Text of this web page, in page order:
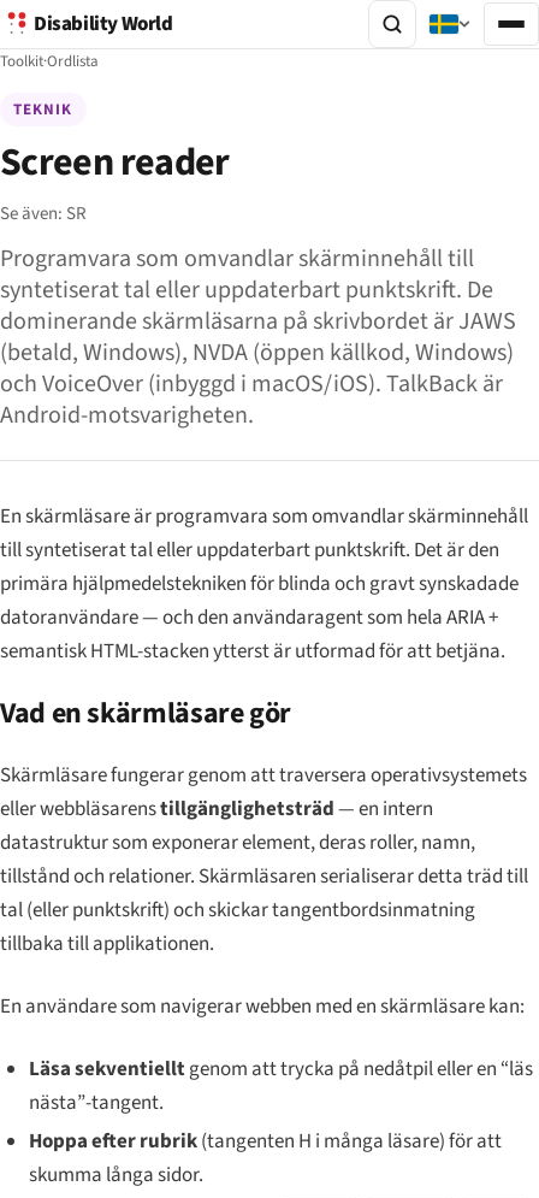
Disability World
Toolkit·Ordlista
TEKNIK
Screen reader
Se även: SR
Programvara som omvandlar skärminnehåll till
syntetiserat tal eller uppdaterbart punktskrift. De
dominerande skärmläsarna på skrivbordet är JAWS
(betald, Windows), NVDA (öppen källkod, Windows)
och VoiceOver (inbyggd i macOS/iOS). TalkBack är
Android-motsvarigheten.
En skärmläsare är programvara som omvandlar skärminnehåll
till syntetiserat tal eller uppdaterbart punktskrift. Det är den
primära hjälpmedelstekniken för blinda och gravt synskadade
datoranvändare — och den användaragent som hela ARIA +
semantisk HTML-stacken ytterst är utformad för att betjäna.
Vad en skärmläsare gör
Skärmläsare fungerar genom att traversera operativsystemets
eller webbläsarenstillgänglighetsträd— en intern
datastruktur som exponerar element, deras roller, namn,
tillstånd och relationer. Skärmläsaren serialiserar detta träd till
tal (eller punktskrift) och skickar tangentbordsinmatning
tillbaka till applikationen.
En användare som navigerar webben med en skärmläsare kan:
Läsa sekventielltgenom att trycka på nedåtpil eller en “läs
nästa”-tangent.
Hoppa efter rubrik(tangenten H i många läsare) för att
skumma långa sidor.